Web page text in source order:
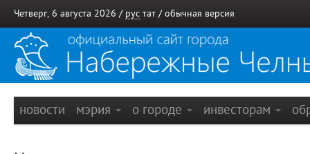
Четверг, 6 августа 2026 / рус тат / обычная версия
новости мэрия о городе инвесторам